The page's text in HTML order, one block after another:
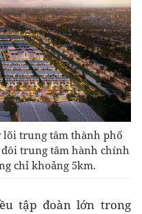
lõi trung tâm thành phố
trung tâm hành chính
chỉ khoảng 5km.
tập đoàn lớn trong